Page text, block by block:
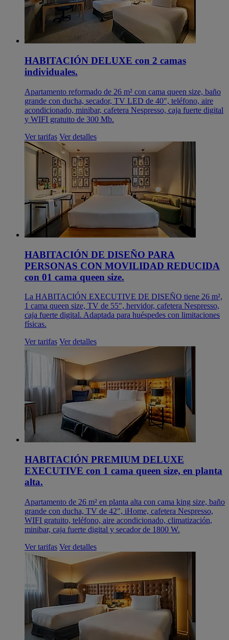
HABITACIÓN DELUXE con 2 camas
individuales.
Apartamento reformado de 26 m² con cama queen size, baño
grande con ducha, secador, TV LED de 40", teléfono, aire
acondicionado, minibar, cafetera Nespresso, caja fuerte digital
y WIFI gratuito de 300 Mb.
Ver tarifas Ver detalles
HABITACIÓN DE DISEÑO PARA
PERSONAS CON MOVILIDAD REDUCIDA
con 01 cama queen size.
La HABITACIÓN EXECUTIVE DE DISEÑO tiene 26 m²,
1 cama queen size, TV de 55", hervidor, cafetera Nespresso,
caja fuerte digital. Adaptada para huéspedes con limitaciones
físicas.
Ver tarifas Ver detalles
HABITACIÓN PREMIUM DELUXE
EXECUTIVE con 1 cama queen size, en planta
alta.
Apartamento de 26 m² en planta alta con cama king size, baño
grande con ducha, TV de 42", iHome, cafetera Nespresso,
WIFI gratuito, teléfono, aire acondicionado, climatización,
minibar, caja fuerte digital y secador de 1800 W.
Ver tarifas Ver detalles